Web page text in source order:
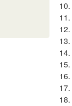
10.
11.
12.
13.
14.
15.
16.
17.
18.